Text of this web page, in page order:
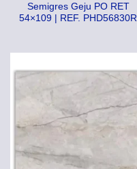
Semigres Geju PO RET
54×109 | REF. PHD56830R